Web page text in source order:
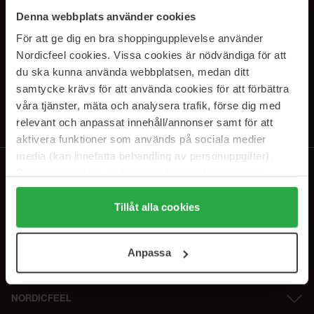
Denna webbplats använder cookies
För att ge dig en bra shoppingupplevelse använder
Nordicfeel cookies. Vissa cookies är nödvändiga för att
du ska kunna använda webbplatsen, medan ditt
samtycke krävs för att använda cookies för att förbättra
våra tjänster, mäta och analysera trafik, förse dig med
relevant och anpassat innehåll/annonser samt för att
aktivera funktioner som används på sociala medier
media (kan innefatta behandling av personuppgifter).
Genom att trycka på "Tillåt alla cookies" accepterar du
alla cookies, medan du under "Detaljer" kan anpassa
användningen av cookies. Du kan när som helst återkalla
samt vår Integritetspolicy.
Tillåt alla cookies
Anpassa
SUBSCRIBE TO OUR
NEWSLETTER
Ved å abonnere godtar du vårpersonvernerklæring. Du kan melde deg
av når som helst.
NORDICFEEL